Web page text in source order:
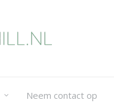
Neem contact op